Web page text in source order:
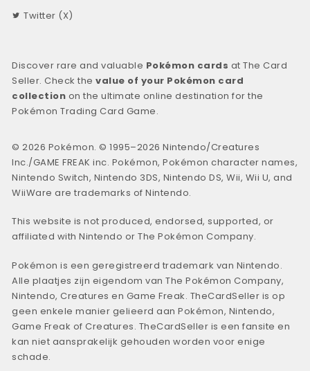
Twitter (X)
Discover rare and valuable Pokémon cards at The Card
Seller. Check thevalue of your Pokémon card
collection on the ultimate online destination for the
Pokémon Trading Card Game.
© 2026 Pokémon. © 1995–2026 Nintendo/Creatures
Inc./GAME FREAK inc. Pokémon, Pokémon character names,
Nintendo Switch, Nintendo 3DS, Nintendo DS, Wii, Wii U, and
WiiWare are trademarks of Nintendo.
This website is not produced, endorsed, supported, or
affiliated with Nintendo or The Pokémon Company.
Pokémon is een geregistreerd trademark van Nintendo.
Alle plaatjes zijn eigendom van The Pokémon Company,
Nintendo, Creatures en Game Freak. TheCardSeller is op
geen enkele manier gelieerd aan Pokémon, Nintendo,
Game Freak of Creatures. TheCardSeller is een fansite en
kan niet aansprakelijk gehouden worden voor enige
schade.